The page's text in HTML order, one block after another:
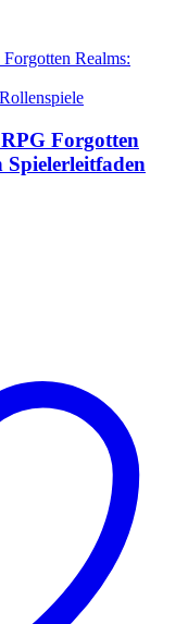
Rollenspiele
Forgotten
Spielerleitfaden